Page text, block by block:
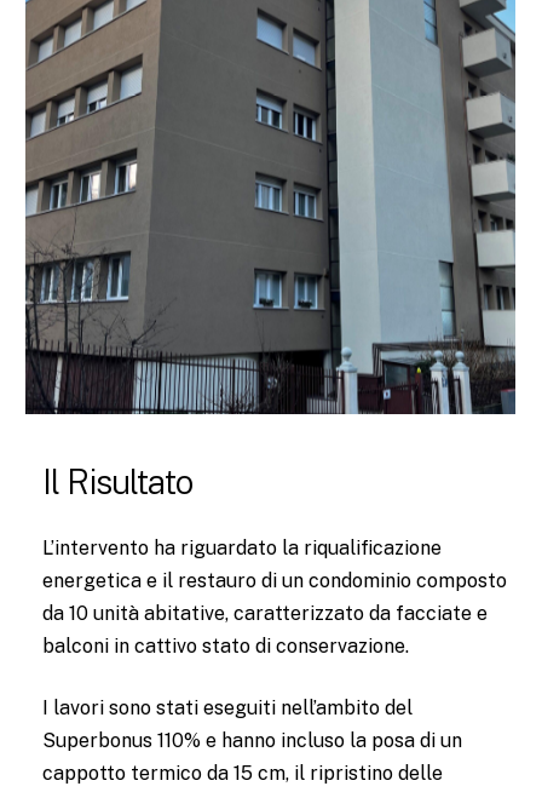
Il Risultato
L’intervento ha riguardato la riqualificazione
energetica e il restauro di un condominio composto
da 10 unità abitative, caratterizzato da facciate e
balconi in cattivo stato di conservazione.
I lavori sono stati eseguiti nell’ambito del
Superbonus 110% e hanno incluso la posa di un
cappotto termico da 15 cm, il ripristino delle